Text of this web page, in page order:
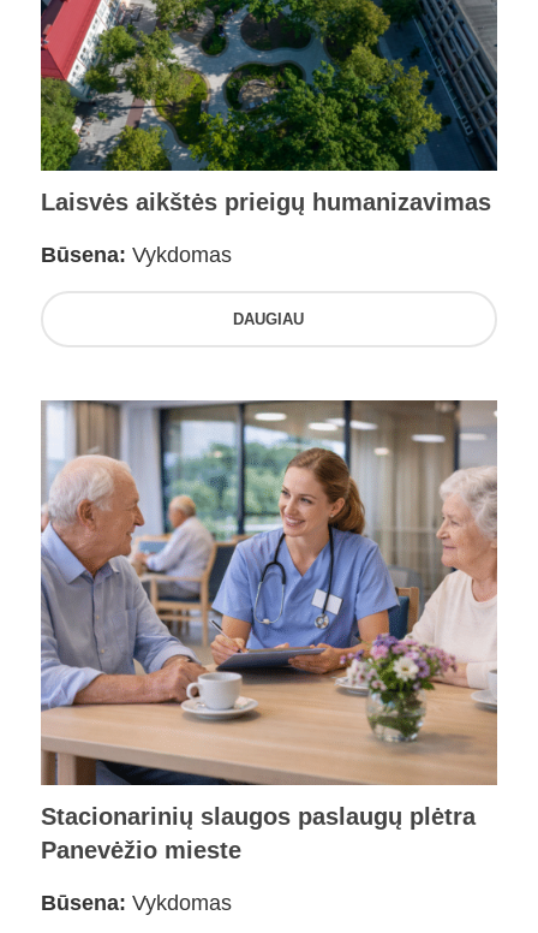
Laisvės aikštės prieigų humanizavimas
Būsena: Vykdomas
DAUGIAU
Stacionarinių slaugos paslaugų plėtra
Panevėžio mieste
Būsena: Vykdomas